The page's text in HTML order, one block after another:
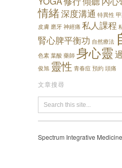
情緒深度溝通 特異性
皮膚 磨牙 神經痛 私人課程
腎心脾平衡功 自然療法
色素 葉酸 藥師 身心靈
俊旭 靈性 青春痘 預約 頭痛
文章搜尋
Spectrum Integrative Medicine